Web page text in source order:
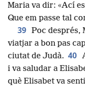
Maria va dir: «Ací
Que em passe tal
39 Poc després,
viatjar a bon pas
ciutat de Judà. 40
i va saludar a
què Elisabet va